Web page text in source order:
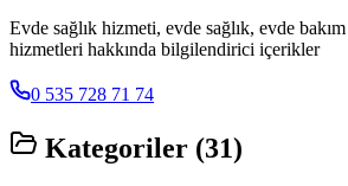
Evde sağlık hizmeti, evde sağlık, evde
hizmetleri hakkında bilgilendirici içerikler
0 535 728 71 74
Kategoriler (31)